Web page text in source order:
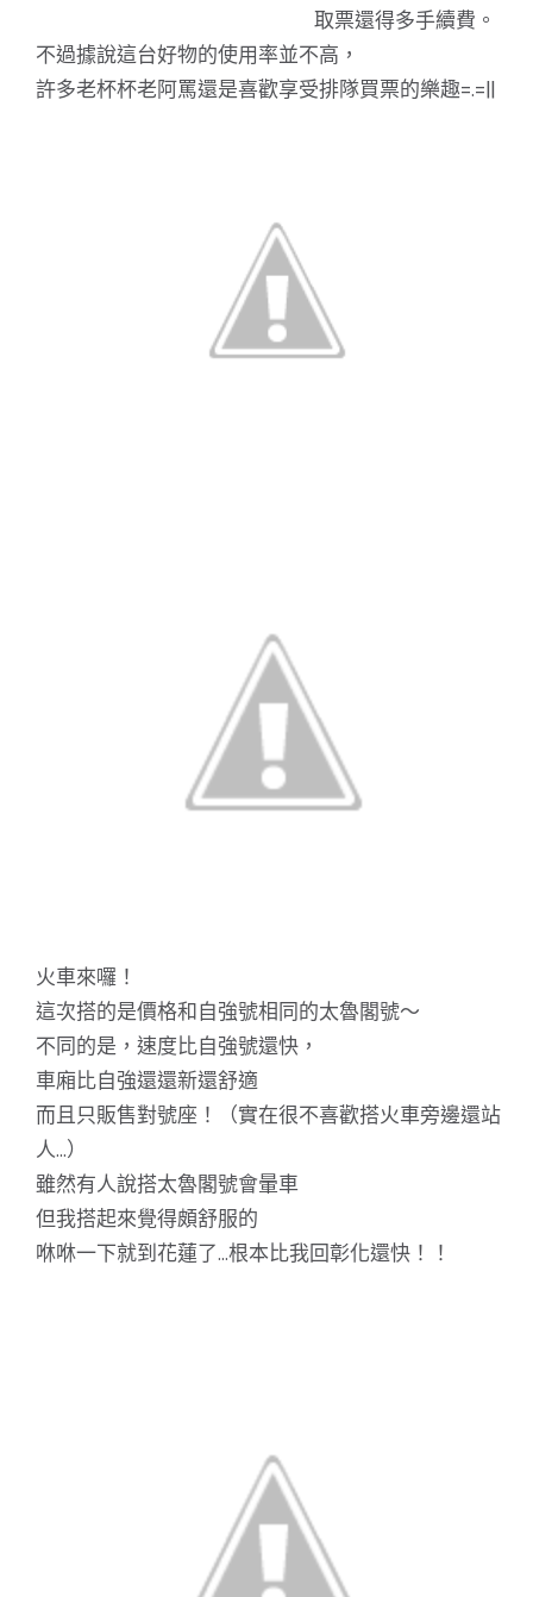
取票還得多手續費。
不過據說這台好物的使用率並不高，
許多老杯杯老阿罵還是喜歡享受排隊買票的樂趣=.=||
火車來囉！
這次搭的是價格和自強號相同的太魯閣號～
不同的是，速度比自強號還快，
車廂比自強還還新還舒適
而且只販售對號座！（實在很不喜歡搭火車旁邊還站
人…）
雖然有人說搭太魯閣號會暈車
但我搭起來覺得頗舒服的
咻咻一下就到花蓮了…根本比我回彰化還快！！